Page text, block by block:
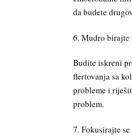
da budete
6. Mudro birajte
Budite iskreni
flertovanja sa
probleme i
problem.
7. Fokusirajte